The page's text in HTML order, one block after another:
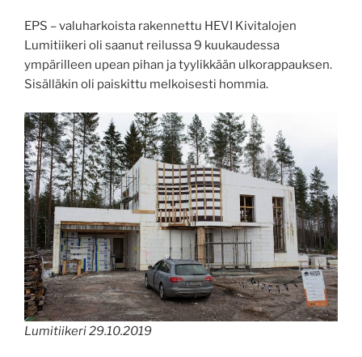
EPS – valuharkoista rakennettu HEVI Kivitalojen
Lumitiikeri oli saanut reilussa 9 kuukaudessa
ympärilleen upean pihan ja tyylikkään ulkorappauksen.
Sisälläkin oli paiskittu melkoisesti hommia.
Lumitiikeri 29.10.2019